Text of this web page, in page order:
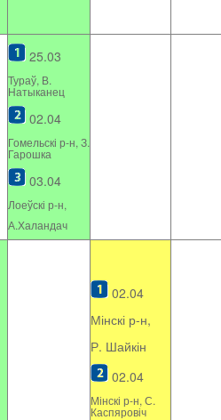
25.03
Тураў, В.
Натыканец
02.04
Гомельскі р-н, З.
Гарошка
03.04
Лоеўскі р-н,
А.Халандач
02.04
Мінскі р-н,
Р. Шайкін
02.04
Мінскі р-н, С.
Каспяровіч